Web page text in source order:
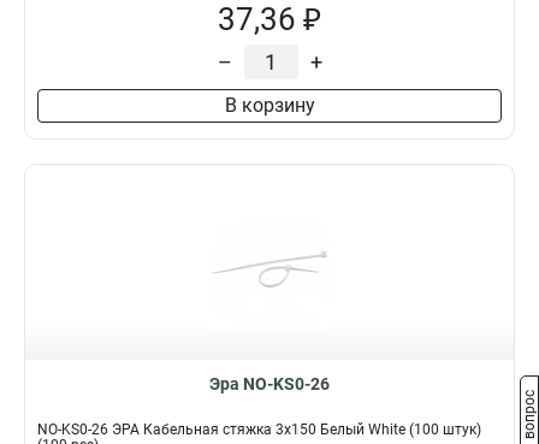
37,36 ₽
– +
В корзину
Эра NO-KS0-26
NO-KS0-26 ЭРА Кабельная стяжка 3х150 Белый White (100 штук)